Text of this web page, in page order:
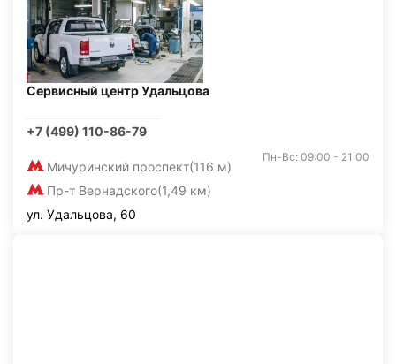
Сервисный центр Удальцова
+7 (499) 110-86-79
Мичуринский проспект(116 м)
Пр-т Вернадского(1,49 км)
Пн-Вс: 09:00 - 21:00
ул. Удальцова, 60